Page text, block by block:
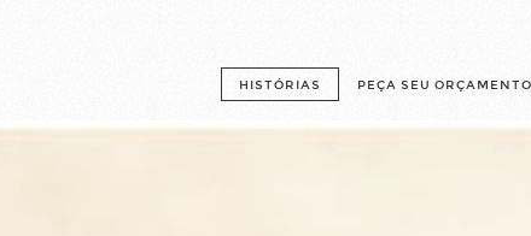
HISTÓRIAS PEÇA SEU ORÇAMENTO